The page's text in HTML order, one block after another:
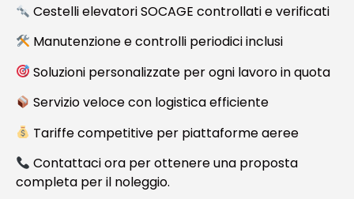
Cestelli elevatori SOCAGE controllati e verificati
Manutenzione e controlli periodici inclusi
Soluzioni personalizzate per ogni lavoro in quota
Servizio veloce con logistica efficiente
Tariffe competitive per piattaforme aeree
Contattaci ora per ottenere una proposta
completa per il noleggio.